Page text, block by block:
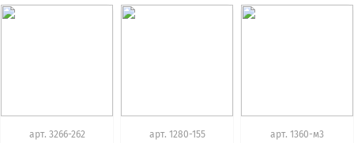
арт. 3266-262 арт. 1280-155 арт. 1360-м3